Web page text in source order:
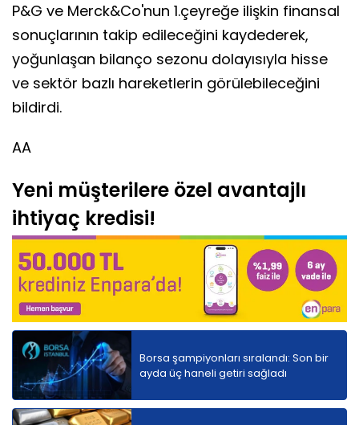
P&G ve Merck&Co'nun 1.çeyreğe ilişkin finansal
sonuçlarının takip edileceğini kaydederek,
yoğunlaşan bilanço sezonu dolayısıyla hisse
ve sektör bazlı hareketlerin görülebileceğini
bildirdi.
AA
Yeni müşterilere özel avantajlı
ihtiyaç kredisi!
Borsa şampiyonları sıralandı: Son bir
ayda üç haneli getiri sağladı